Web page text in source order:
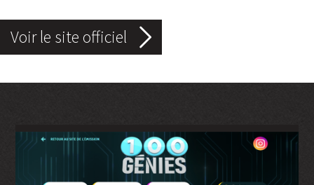
Voir le site officiel